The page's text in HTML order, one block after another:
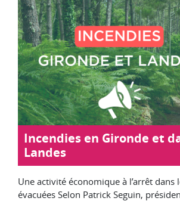
Incendies en Gironde et
Landes
Une activité économique à l’arrêt dans
évacuées Selon Patrick Seguin,